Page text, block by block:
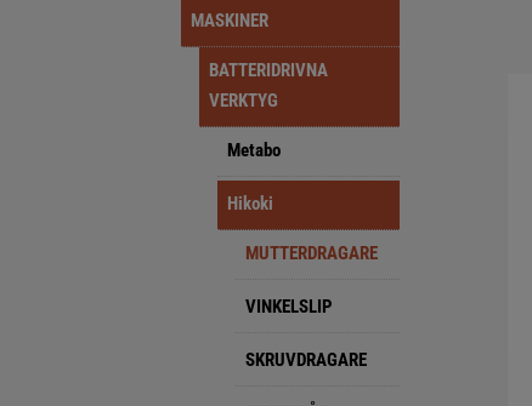
MASKINER
BATTERIDRIVNA
VERKTYG
Metabo
Hikoki
MUTTERDRAGARE
VINKELSLIP
SKRUVDRAGARE